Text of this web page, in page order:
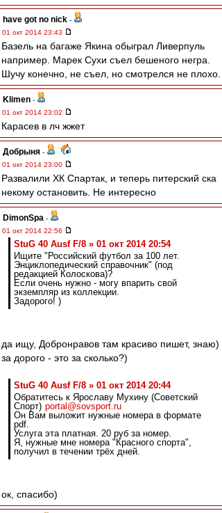
have got no nick -
01 окт 2014 23:43
Базель на багаже Якина обыграл Ливерпуль
например. Марек Сухи съел бешеного негра.
Шучу конечно, не съел, но смотрелся не плохо.
Klimen -
01 окт 2014 23:02
Карасев в лч жжет
Добрыня -
01 окт 2014 23:00
Развалили ХК Спартак, и теперь питерский ска
некому остановить. Не интересно
DimonSpa -
01 окт 2014 22:56
StuG 40 Ausf F/8 » 01 окт 2014 20:54
Ищите "Российский футбол за 100 лет.
Энциклопедический справочник" (под
редакцией Колоскова)?
Если очень нужно - могу впарить свой
экземпляр из коллекции.
Задорого! )
да ищу, Добронравов там красиво пишет, знаю)
за дорого - это за сколько?)
StuG 40 Ausf F/8 » 01 окт 2014 20:44
Обратитесь к Ярославу Мухину (Советский
Спорт) portal@sovsport.ru
Он Вам выложит нужные номера в формате
pdf.
Услуга эта платная. 20 руб за номер.
Я, нужные мне номера "Красного спорта",
получил в течении трёх дней.
ок, спасибо)